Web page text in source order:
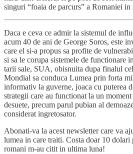
singuri “foaia de parcurs” a Romaniei in
Daca e ceva ce admir la sistemul de
acum 40 de ani de George Soros, este
care el si-a propus sa profite de
si sa le corupa sistemele de functionare
tarii sale, SUA, obisnuita dupa finalul
Mondial sa conduca Lumea prin forta
informativ la guverne, joaca cu puterea
strategii care au functionat la un
desuete, precum parul pubian al
considerat ingretosator.
Abonati-va la acest newsletter care va
lumea in care traiti. Costa doar 10
romani m-au citit in ultima luna!